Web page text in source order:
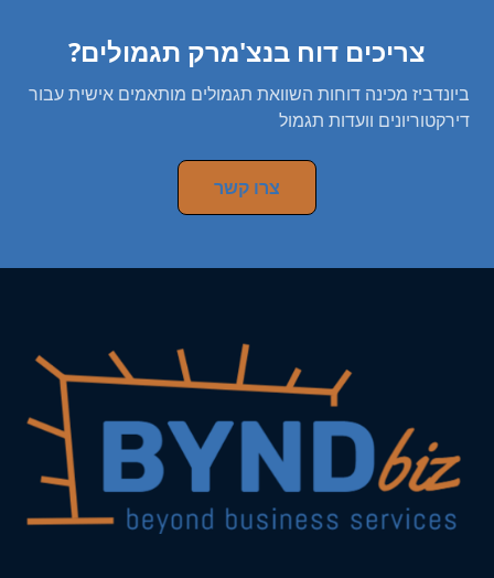
צריכים דוח בנצ'מרק תגמולים?
ביונדביז מכינה דוחות השוואת תגמולים מותאמים אישית עבור
דירקטוריונים וועדות תגמול
צרו קשר